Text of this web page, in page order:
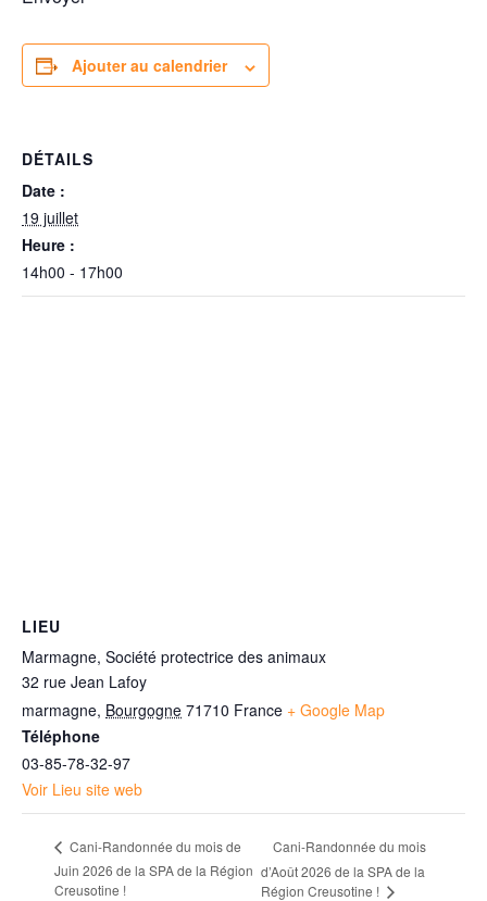
Ajouter au calendrier
DÉTAILS
Date :
19 juillet
Heure :
14h00 - 17h00
LIEU
Marmagne, Société protectrice des animaux
32 rue Jean Lafoy
marmagne, Bourgogne 71710 France + Google Map
Téléphone
03-85-78-32-97
Voir Lieu site web
Cani-Randonnée du mois de
Juin 2026 de la SPA de la Région
Creusotine !
Cani-Randonnée du mois
d’Août 2026 de la SPA de la
Région Creusotine !